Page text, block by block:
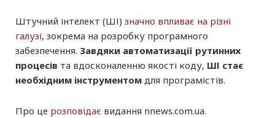
Штучний інтелект (ШІ) значно впливає на різні
галузі, зокрема на розробку програмного
забезпечення. Завдяки автоматизації рутинних
процесів та вдосконаленню якості коду, ШІ стає
необхідним інструментом для програмістів.
Про це розповідає видання nnews.com.ua.